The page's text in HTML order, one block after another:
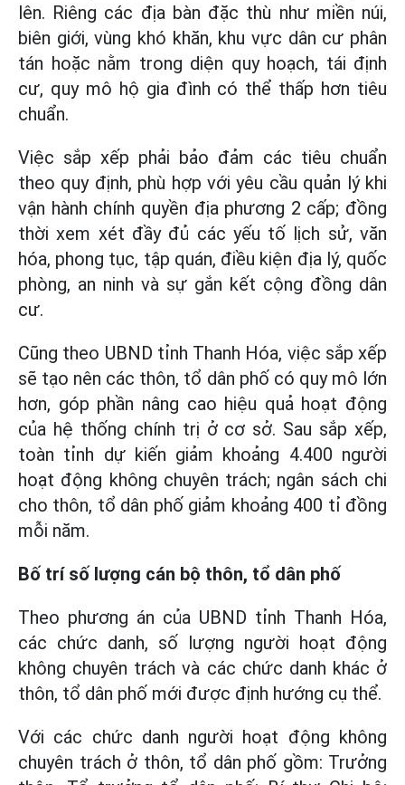
lên. Riêng các địa bàn đặc thù như miền núi,
biên giới, vùng khó khăn, khu vực dân cư phân
tán hoặc nằm trong diện quy hoạch, tái định
cư, quy mô hộ gia đình có thể thấp hơn tiêu
chuẩn.
Việc sắp xếp phải bảo đảm các tiêu chuẩn
theo quy định, phù hợp với yêu cầu quản lý khi
vận hành chính quyền địa phương 2 cấp; đồng
thời xem xét đầy đủ các yếu tố lịch sử, văn
hóa, phong tục, tập quán, điều kiện địa lý, quốc
phòng, an ninh và sự gắn kết cộng đồng dân
cư.
Cũng theo UBND tỉnh Thanh Hóa, việc sắp xếp
sẽ tạo nên các thôn, tổ dân phố có quy mô lớn
hơn, góp phần nâng cao hiệu quả hoạt động
của hệ thống chính trị ở cơ sở. Sau sắp xếp,
toàn tỉnh dự kiến giảm khoảng 4.400 người
hoạt động không chuyên trách; ngân sách chi
cho thôn, tổ dân phố giảm khoảng 400 tỉ đồng
mỗi năm.
Bố trí số lượng cán bộ thôn, tổ dân phố
Theo phương án của UBND tỉnh Thanh Hóa,
các chức danh, số lượng người hoạt động
không chuyên trách và các chức danh khác ở
thôn, tổ dân phố mới được định hướng cụ thể.
Với các chức danh người hoạt động không
chuyên trách ở thôn, tổ dân phố gồm: Trưởng